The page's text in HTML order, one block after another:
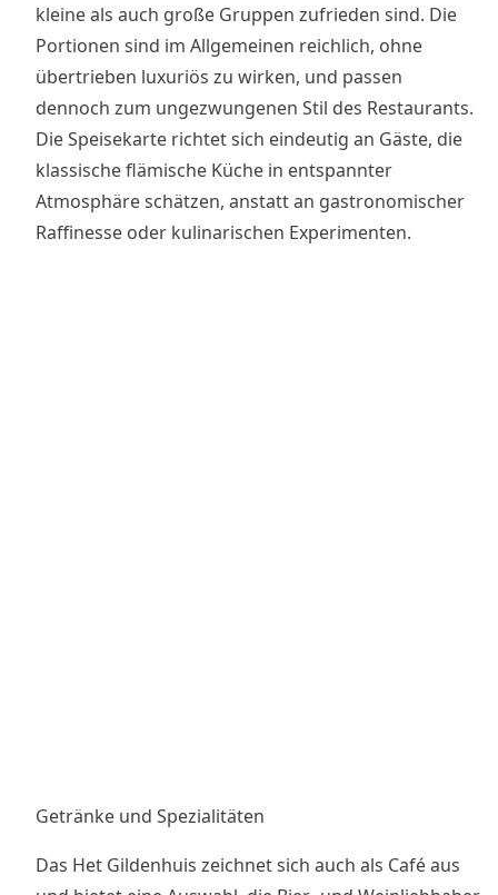
kleine als auch große Gruppen zufrieden sind. Die
Portionen sind im Allgemeinen reichlich, ohne
übertrieben luxuriös zu wirken, und passen
dennoch zum ungezwungenen Stil des Restaurants.
Die Speisekarte richtet sich eindeutig an Gäste, die
klassische flämische Küche in entspannter
Atmosphäre schätzen, anstatt an gastronomischer
Raffinesse oder kulinarischen Experimenten.
Getränke und Spezialitäten
Das Het Gildenhuis zeichnet sich auch als Café aus